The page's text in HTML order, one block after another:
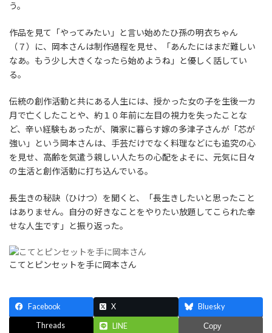
う。
作品を見て「やってみたい」と言い始めたひ孫の明衣ちゃん
（７）に、岡本さんは制作過程を見せ、「あんたにはまだ難しい
なあ。もう少し大きくなったら始めようね」と優しく話してい
る。
伝統の創作活動と共にある人生には、授かった女の子を生後一カ
月で亡くしたことや、約１０年前に左目の視力を失ったことな
ど、辛い経験もあったが、隣家に暮らす嫁の多津子さんが「芯が
強い」という岡本さんは、手芸だけでなく料理などにも追究の心
を見せ、高齢を気遣う親しい人たちの心配をよそに、元気に日々
の生活と創作活動に打ち込んでいる。
長生きの秘訣（ひけつ）を聞くと、「長生きしたいと思ったこと
はありません。自分の好きなことをやりたい放題してこられた幸
せな人生です」と振り返った。
こてとピンセットを手に岡本さん
Facebook X Bluesky
Threads LINE Copy